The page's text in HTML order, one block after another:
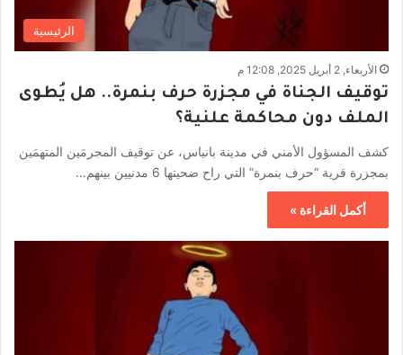
الرئيسية
الأربعاء, 2 أبريل 2025, 12:08 م
توقيف الجناة في مجزرة حرف بنمرة.. هل يُطوى
الملف دون محاكمة علنية؟
كشف المسؤول الأمني في مدينة بانياس، عن توقيف المجرمَين المتهمَين
بمجزرة قرية “حرف بنمرة” التي راح ضحيتها 6 مدنيين بينهم…
أكمل القراءة »